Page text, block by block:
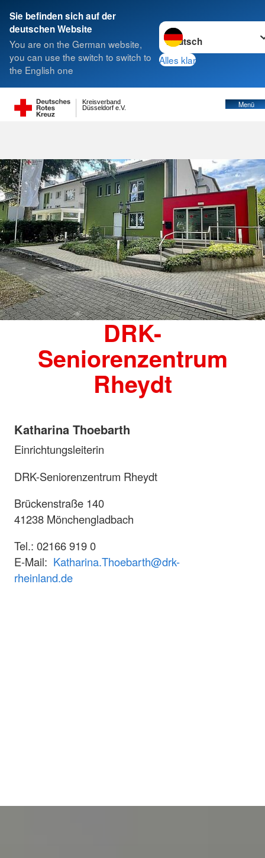
Sie befinden sich auf der
deutschen Website
You are on the German website,
you can use the switch to switch to
the English one
Sprache wechseln zu
Alles klar
Düsseldorf e.V.
Kreisverband Menü
DRK-
Seniorenzentrum
Rheydt
Katharina Thoebarth
Einrichtungsleiterin
DRK-Seniorenzentrum Rheydt
Brückenstraße 140
41238 Mönchengladbach
Tel.: 02166 919 0
E-Mail: Katharina.Thoebarth@drk-
rheinland.de